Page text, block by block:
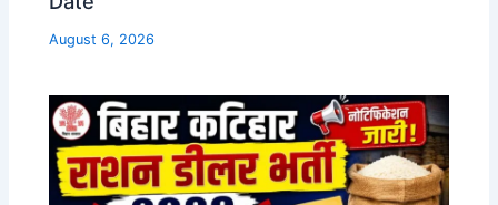
August 6, 2026